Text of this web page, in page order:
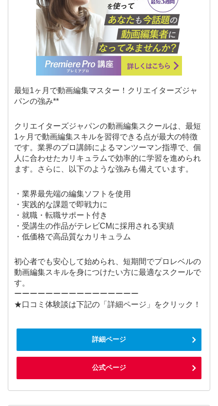
最短1ヶ月で動画編集マスター！クリエイターズジャ
パンの強み**
クリエイターズジャパンの動画編集スクールは、最短
1ヶ月で動画編集スキルを習得できる点が最大の特徴
です。業界のプロ講師によるマンツーマン指導で、個
人に合わせたカリキュラムで効率的に学習を進められ
ます。さらに、以下のような強みも備えています。
・業界最先端の編集ソフトを使用
・実践的な課題で即戦力に
・就職・転職サポート付き
・受講生の作品がテレビCMに採用される実績
・低価格で高品質なカリキュラム
初心者でも安心して始められ、短期間でプロレベルの
動画編集スキルを身につけたい方に最適なスクールで
す。
ーーーーーーーーーーーーーーーー
★口コミ体験談は下記の「詳細ページ」をクリック！
詳細ページ
公式ページ